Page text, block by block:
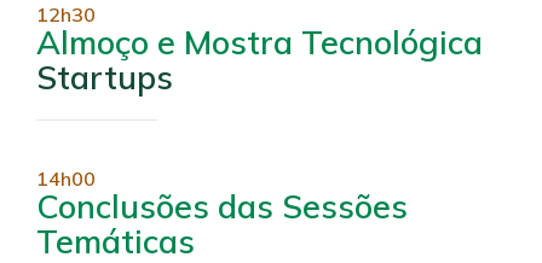
12h30
Almoço e Mostra Tecnológica
Startups
14h00
Conclusões das Sessões
Temáticas